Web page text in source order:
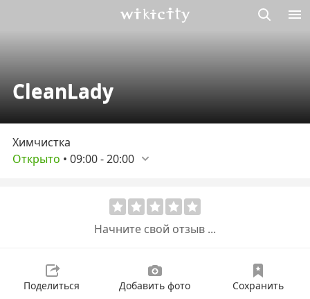
CleanLady
Химчистка
Открыто • 09:00-20:00
Начните свой отзыв ...
Поделиться Добавить фото Сохранить